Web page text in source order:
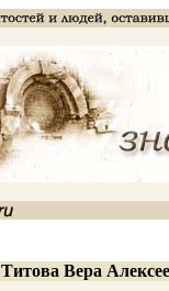
Титова Вера